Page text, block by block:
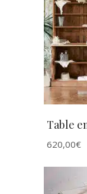
Table
620,00€